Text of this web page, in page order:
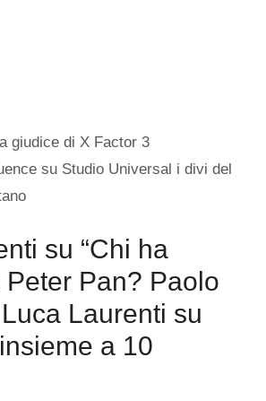
giudice di X Factor 3
su Studio Universal i divi del
su “Chi ha
Peter Pan? Paolo
Laurenti su
a 10